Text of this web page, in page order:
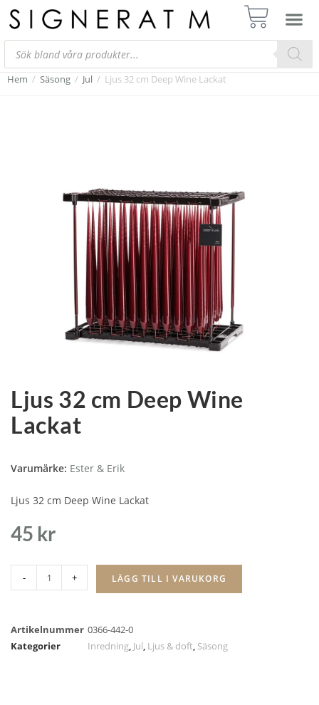
Hem / Säsong / Jul / Ljus 32 cm Deep Wine Lackat
Ljus 32 cm Deep Wine
Lackat
Varumärke: Ester & Erik
Ljus 32 cm Deep Wine Lackat
45 kr
- + LÄGG TILL I VARUKORG
Artikelnummer 0366-442-0
Kategorier
Inredning, Jul, Ljus & doft, Säsong